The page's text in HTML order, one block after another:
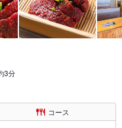
3分
コース